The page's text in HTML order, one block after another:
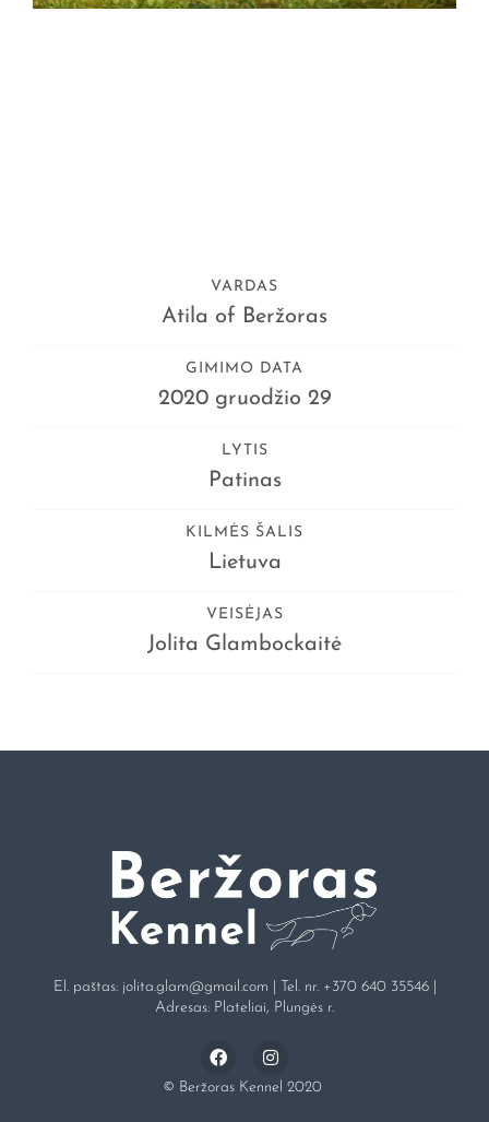
VARDAS
Atila of Beržoras
GIMIMO DATA
2020 gruodžio 29
LYTIS
Patinas
KILMĖS ŠALIS
Lietuva
VEISĖJAS
Jolita Glambockaitė
El. paštas: jolita.glam@gmail.com | Tel. nr. +370 640 35546|
Adresas: Plateliai, Plungės r.
© Beržoras Kennel 2020